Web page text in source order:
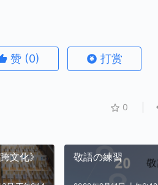
赞 (0) 打赏
0
文化》
敬語の練習